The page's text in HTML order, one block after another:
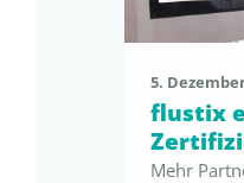
5.
flustix
Mehr